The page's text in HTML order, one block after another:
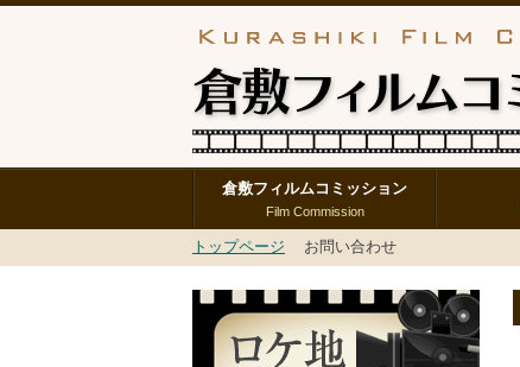
倉敷フィルムコミッション
Film Commission
トップページ お問い合わせ